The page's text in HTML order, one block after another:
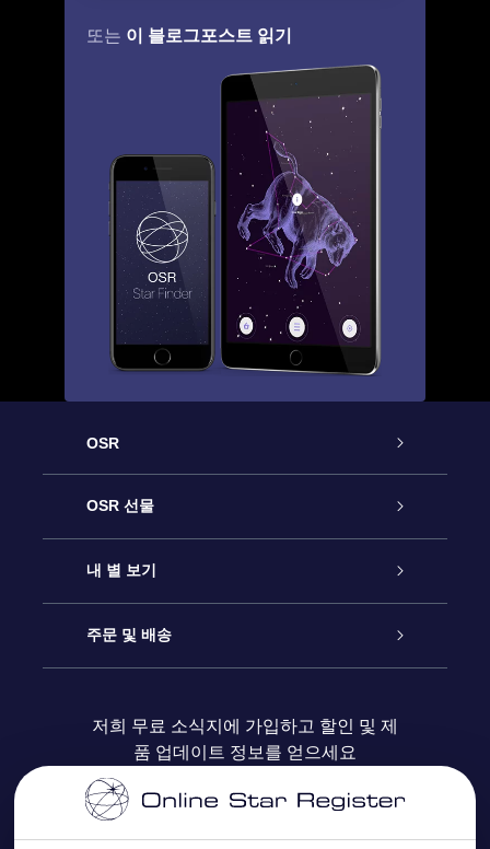
또는 이 블로그포스트 읽기
OSR
고객 서비스
연락처
블로그
OSR 선물
온라인 별 선물
OSR 선물 팩
OSR 상품권
기업 선물
내 별 보기
Star Register
맞춤 별 페이지
One Million Stars
주문 및 배송
결제 정보
배송 정보
저희 무료 소식지에 가입하고 할인 및 제
품 업데이트 정보를 얻으세요